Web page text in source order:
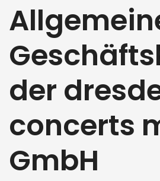
der
concerts
GmbH